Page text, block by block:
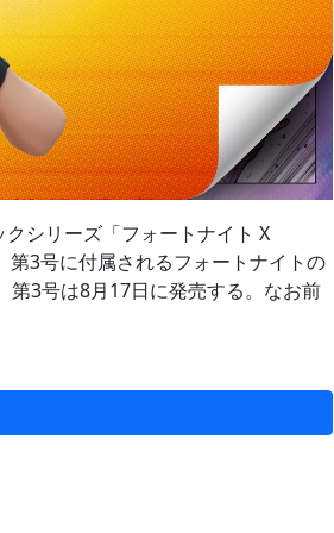
シリーズ「フォートナイト X
第3号に付属されるフォートナイトの
第3号は8月17日に発売する。なお前